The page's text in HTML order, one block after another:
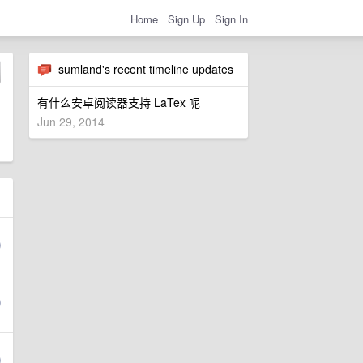
Home Sign Up Sign In
sumland's recent timeline updates
有什么安卓阅读器支持 LaTex 呢
Jun 29, 2014